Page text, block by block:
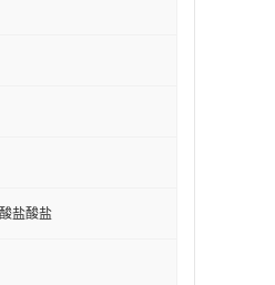
盐酸盐